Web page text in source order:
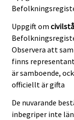
Uppgift om
Observera att
finns
är samboende,
officiellt är gifta
De nuvarande
inbegriper inte